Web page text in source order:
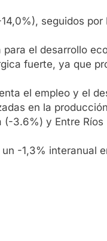
seguidos por
el desarrollo
fuerte, ya que
el empleo y el
en la
(-3.6%) y Entre
-1,3% interanual